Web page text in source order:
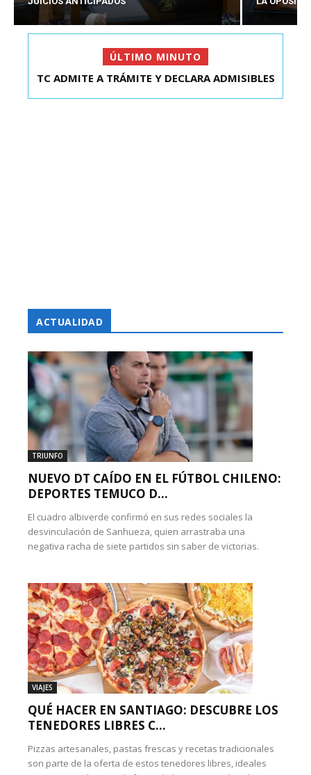
ÚLTIMO MINUTO
EXDIPUTADO LAVÍN SALIÓ DE CAPITÁN YÁBER
TC ADMITE A TRÁMITE Y DECLARA ADMISIBLES
ACTUALIDAD
TRIUNFO
NUEVO DT CAÍDO EN EL FÚTBOL CHILENO:
DEPORTES TEMUCO D...
El cuadro albiverde confirmó en sus redes sociales la
desvinculación de Sanhueza, quien arrastraba una
negativa racha de siete partidos sin saber de victorias.
VIAJES
QUÉ HACER EN SANTIAGO: DESCUBRE LOS
TENEDORES LIBRES C...
Pizzas artesanales, pastas frescas y recetas tradicionales
son parte de la oferta de estos tenedores libres, ideales